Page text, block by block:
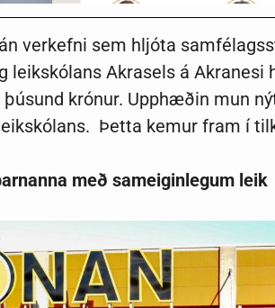
verkefni sem hljóta
leikskólans Akrasels á Akranesi
krónur. Upphæðin mun
Þetta kemur fram í
með sameiginlegum leik